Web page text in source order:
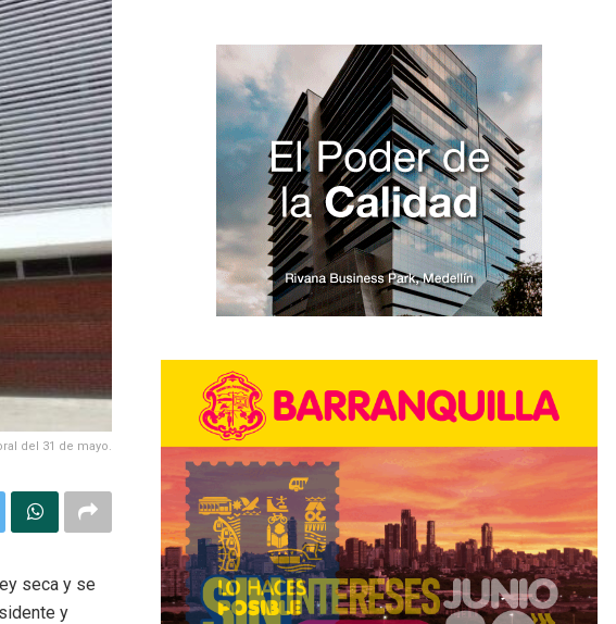
del 31 de mayo.
seca y se
y